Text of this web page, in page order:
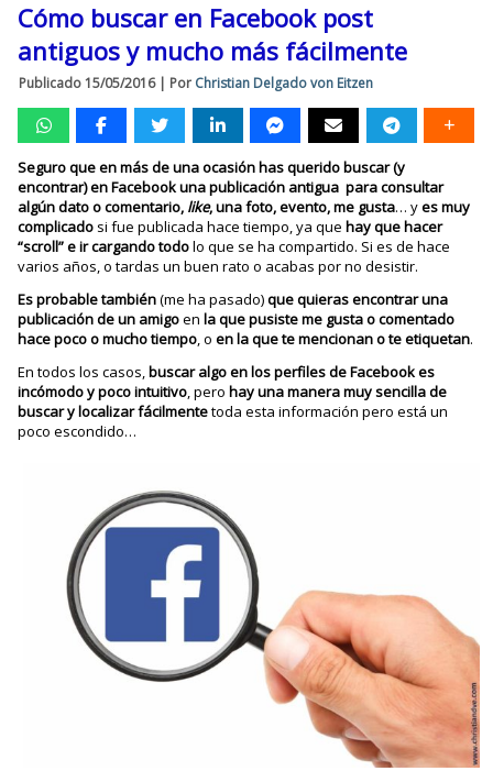
Cómo buscar en Facebook post
antiguos y mucho más fácilmente
Publicado 15/05/2016| Por Christian Delgado von Eitzen
Seguro que en más de una ocasión has querido buscar (y
encontrar) en Facebook una publicación antigua para consultar
algún dato o comentario, like, una foto, evento, me gusta… yes muy
complicado si fue publicada hace tiempo, ya que hay que hacer
“scroll” e ir cargando todolo que se ha compartido. Si es de hace
varios años, o tardas un buen rato o acabas por no desistir.
Es probable también(me ha pasado)que quieras encontrar una
publicación de un amigoen la que pusiste me gusta o comentado
hace poco o mucho tiempo, oen la que te mencionan o te etiquetan.
En todos los casos, buscar algo en los perfiles de Facebook es
incómodo y poco intuitivo, pero hay una manera muy sencilla de
buscar y localizar fácilmentetoda esta información pero está un
poco escondido…